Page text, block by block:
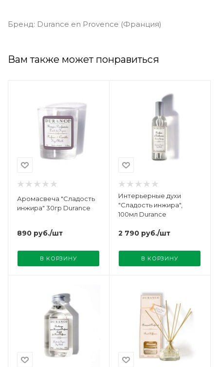
Бренд: Durance en Provence (Франция)
Вам также может понравиться
Аромасвеча "Сладость
инжира" 30гр Durance
890 руб./шт
В КОРЗИНУ
Интерьерные духи
"Сладость инжира",
100мл Durance
2 790 руб./шт
В КОРЗИНУ